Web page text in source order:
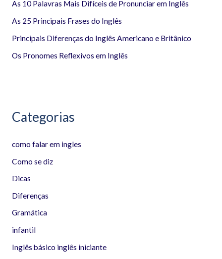
a
r
p
As 10 Palavras Mais Difíceis de Pronunciar em Inglês
As 25 Principais Frases do Inglês
Principais Diferenças do Inglês Americano e Britânico
Os Pronomes Reflexivos em Inglês
Categorias
como falar em ingles
Como se diz
Dicas
Diferenças
Gramática
infantil
Inglês básico inglês iniciante